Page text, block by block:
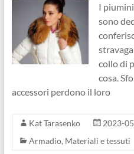
I
sono
collo di
cosa.
accessori perdono il loro
Kat Tarasenko
2023-
Armadio, Materiali e tessuti